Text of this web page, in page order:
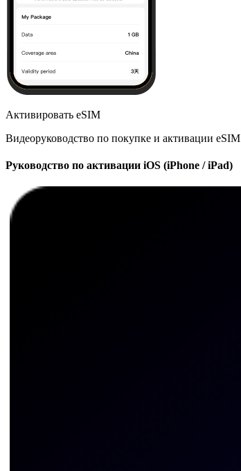
Активировать eSIM
Видеоруководство по покупке и активации eSIM
Руководство по активации iOS (iPhone / iPad)